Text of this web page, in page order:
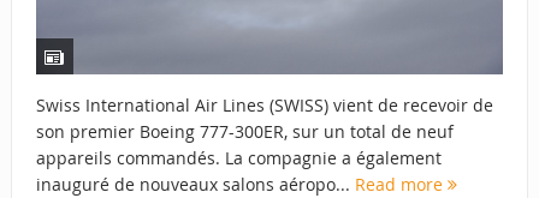
Swiss International Air Lines (SWISS) vient de recevoir de
son premier Boeing 777-300ER, sur un total de neuf
appareils commandés. La compagnie a également
inauguré de nouveaux salons aéropo... Read more